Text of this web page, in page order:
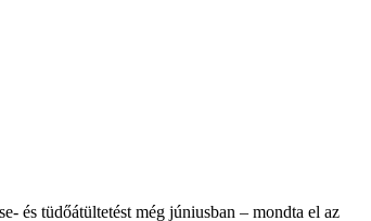
és tüdőátültetést még júniusban – mondta el az